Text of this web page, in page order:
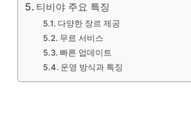
티비야 주요 특징
다양한 장르 제공
무료 서비스
빠른 업데이트
운영 방식과 특징